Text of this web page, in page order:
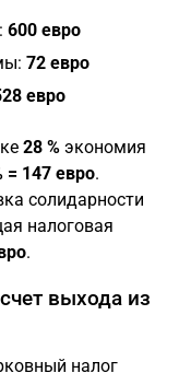
600 евро
72 евро
евро
28 % экономия
= 147 евро.
солидарности
налоговая
.
выхода из
налог